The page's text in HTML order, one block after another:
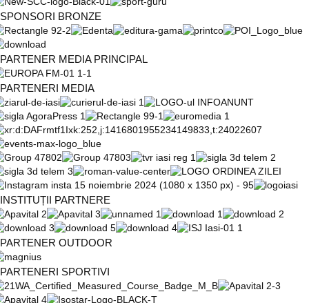
SPONSORI BRONZE
PARTENER MEDIA PRINCIPAL
PARTENERI MEDIA
INSTITUȚII PARTNERE
PARTENER OUTDOOR
PARTENERI SPORTIVI